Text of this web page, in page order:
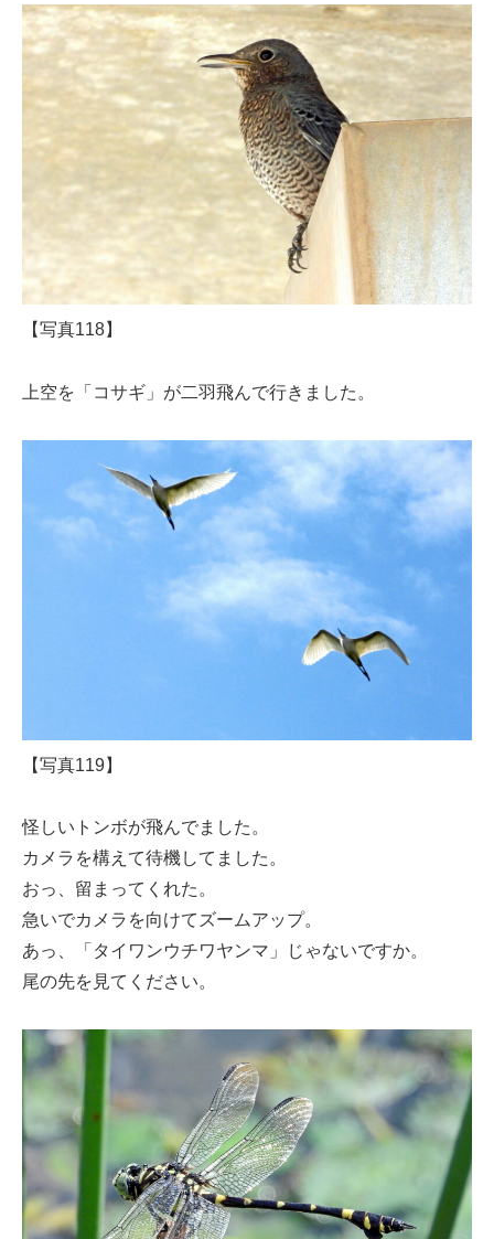
【写真118】
上空を「コサギ」が二羽飛んで行きました。
【写真119】
怪しいトンボが飛んでました。
カメラを構えて待機してました。
おっ、留まってくれた。
急いでカメラを向けてズームアップ。
あっ、「タイワンウチワヤンマ」じゃないですか。
尾の先を見てください。